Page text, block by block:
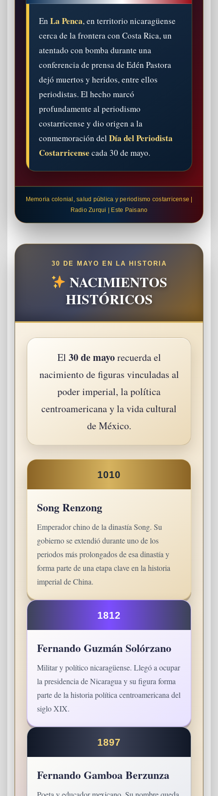
En La Penca, en territorio nicaragüense
cerca de la frontera con Costa Rica, un
atentado con bomba durante una
conferencia de prensa de Edén Pastora
dejó muertos y heridos, entre ellos
periodistas. El hecho marcó
profundamente al periodismo
costarricense y dio origen a la
conmemoración del Día del Periodista
Costarricense cada 30 de mayo.
Memoria colonial, salud pública y periodismo costarricense |
Radio Zurqui | Este Paisano
30 DE MAYO EN LA HISTORIA
NACIMIENTOS
HISTÓRICOS
El 30 de mayorecuerda el
nacimiento de figuras vinculadas al
poder imperial, la política
centroamericana y la vida cultural
de México.
1010
Song Renzong
Emperador chino de la dinastía Song. Su
gobierno se extendió durante uno de los
periodos más prolongados de esa dinastía y
forma parte de una etapa clave en la historia
imperial de China.
1812
Fernando Guzmán Solórzano
Militar y político nicaragüense. Llegó a ocupar
la presidencia de Nicaragua y su figura forma
parte de la historia política centroamericana del
siglo XIX.
1897
Fernando Gamboa Berzunza